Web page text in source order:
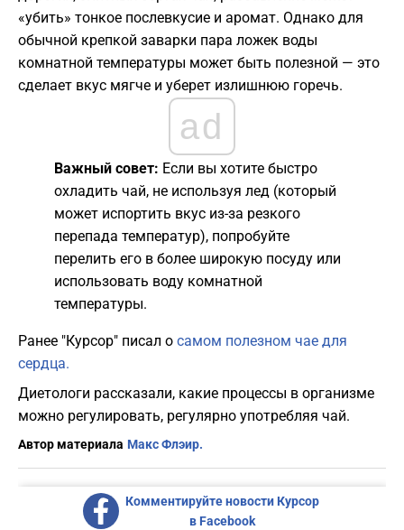
«убить» тонкое послевкусие и аромат. Однако для
обычной крепкой заварки пара ложек воды
комнатной температуры может быть полезной — это
сделает вкус мягче и уберет излишнюю горечь.
ad
Важный совет: Если вы хотите быстро
охладить чай, не используя лед (который
может испортить вкус из-за резкого
перепада температур), попробуйте
перелить его в более широкую посуду или
использовать воду комнатной
температуры.
Ранее "Курсор" писал о самом полезном чае для
сердца.
Диетологи рассказали, какие процессы в организме
можно регулировать, регулярно употребляя чай.
Автор материала Макс Флэир.
Комментируйте новости Курсор
в Facebook